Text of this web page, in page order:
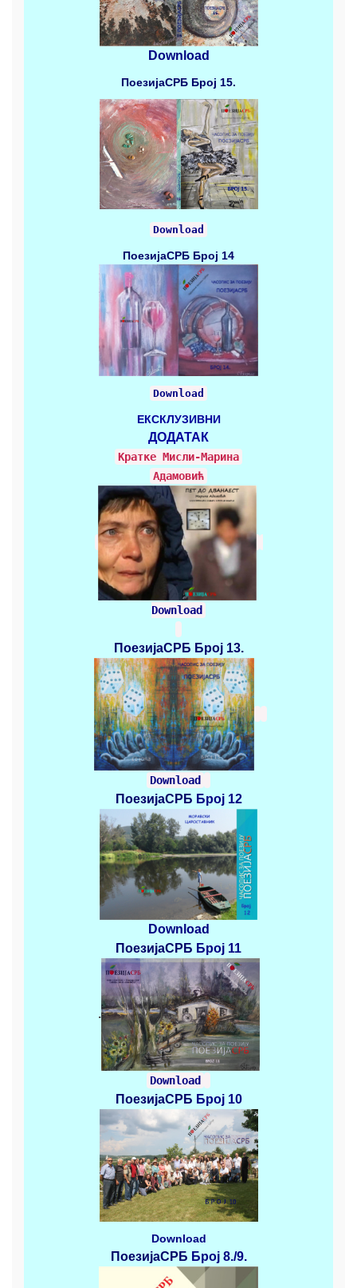
Download
ПоезијаСРБ Број 15.
Download
ПоезијаСРБ Број 14
Download
ЕКСКЛУЗИВНИ
ДОДАТАК
Кратке Mисли-Марина
Адамовић
Download
ПоезијаСРБ Број 13.
Download
ПоезијаСРБ Број 12
Download
ПоезијаСРБ Број 11
.
Download
ПоезијаСРБ Број 10
Download
ПоезијаСРБ Број 8./9.